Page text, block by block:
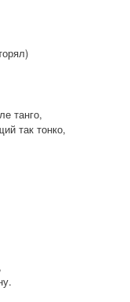
танго,
так тонко,